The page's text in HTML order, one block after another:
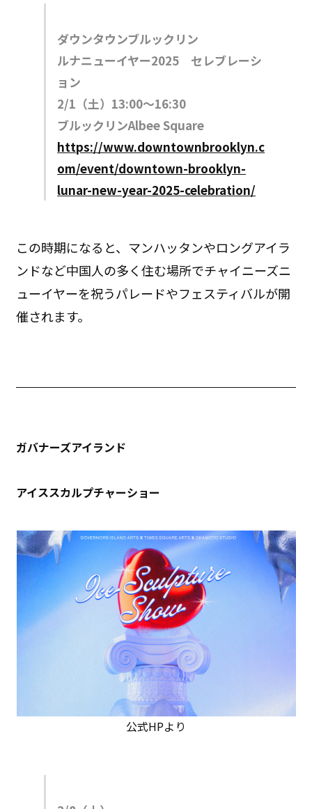
ダウンタウンブルックリン
ルナニューイヤー2025 セレブレーシ
ョン
2/1（土）13:00〜16:30
ブルックリンAlbee Square
https://www.downtownbrooklyn.c
om/event/downtown-brooklyn-
lunar-new-year-2025-celebration/
この時期になると、マンハッタンやロングアイラ
ンドなど中国人の多く住む場所でチャイニーズニ
ューイヤーを祝うパレードやフェスティバルが開
催されます。
ガバナーズアイランド
アイススカルプチャーショー
公式HPより